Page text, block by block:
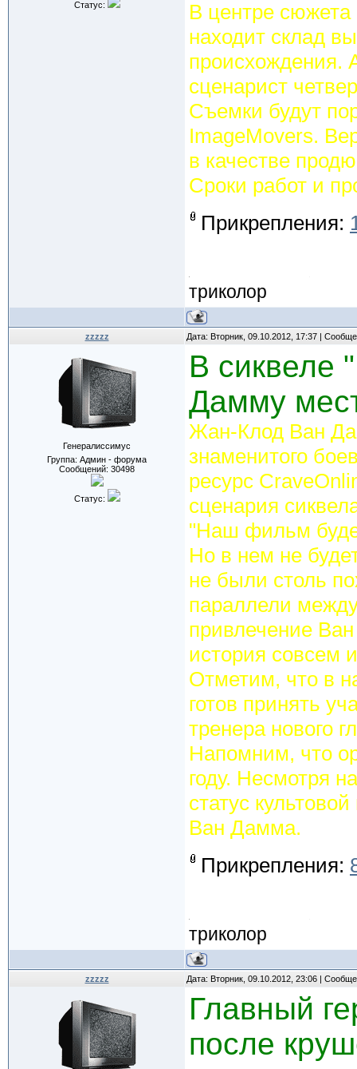
Статус:
В центре сюжета
находит склад
происхождения.
сценарист
Съемки будут
ImageMovers.
в качестве
Сроки работ и
Прикрепления:
триколор
zzzzz Дата: Вторник, 09.10.2012, 17:37 |
Генералиссимус
Группа: Админ - форума
Сообщений: 30498
Статус:
В сиквеле
Дамму
Жан-Клод Ван
знаменитого
ресурс
сценария
"Наш фильм
Но в нем не
не были столь
параллели
привлечение
история совсем
Отметим, что в
готов принять
тренера нового
Напомним, что
году. Несмотря
статус
Ван Дамма.
Прикрепления:
триколор
zzzzz Дата: Вторник, 09.10.2012, 23:06 |
Главный
после